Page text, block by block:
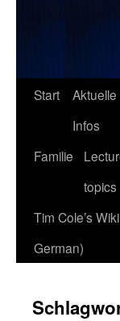
Start
Infos
Familie
topics
Tim Cole’s
German)